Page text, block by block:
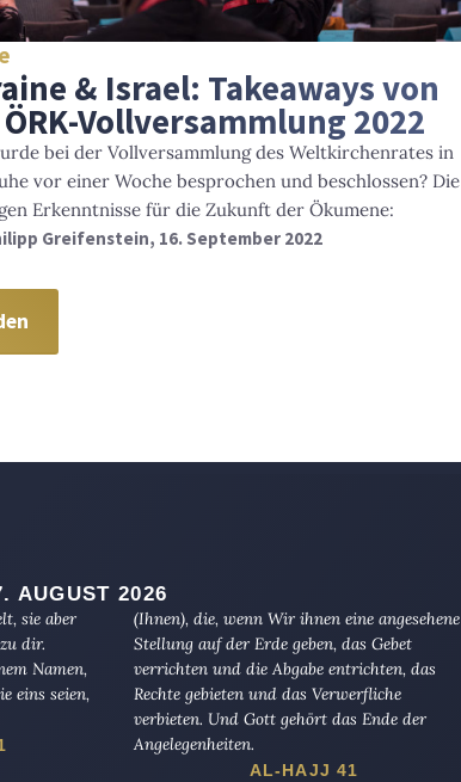
& Israel: Takeaways von
Vollversammlung 2022
bei der Vollversammlung des Weltkirchenrates in
vor einer Woche besprochen und beschlossen? Die
Erkenntnisse für die Zukunft der Ökumene:
Greifenstein, 16. September 2022
AUGUST 2026
sie aber
dir.
Namen,
eins seien,
(Ihnen), die, wenn Wir ihnen eine angesehene
Stellung auf der Erde geben, das Gebet
verrichten und die Abgabe entrichten, das
Rechte gebieten und das Verwerfliche
verbieten. Und Gott gehört das Ende der
Angelegenheiten.
AL-HAJJ 41